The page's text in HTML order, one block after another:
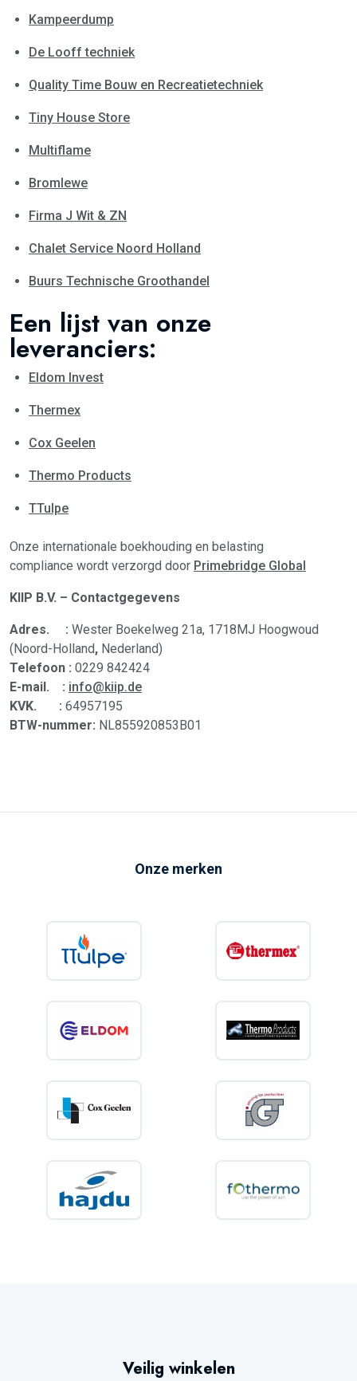
Kampeerdump
De Looff techniek
Quality Time Bouw en Recreatietechniek
Tiny House Store
Multiflame
Bromlewe
Firma J Wit & ZN
Chalet Service Noord Holland
Buurs Technische Groothandel
Een lijst van onze
leveranciers:
Eldom Invest
Thermex
Cox Geelen
Thermo Products
TTulpe
Onze internationale boekhouding en belasting
compliance wordt verzorgd door Primebridge Global
KIIP B.V. – Contactgegevens
Adres. : Wester Boekelweg 21a, 1718MJ Hoogwoud
(Noord-Holland, Nederland)
Telefoon : 0229 842424
E-mail. : info@kiip.de
KVK. : 64957195
BTW-nummer: NL855920853B01
Onze merken
Veilig winkelen